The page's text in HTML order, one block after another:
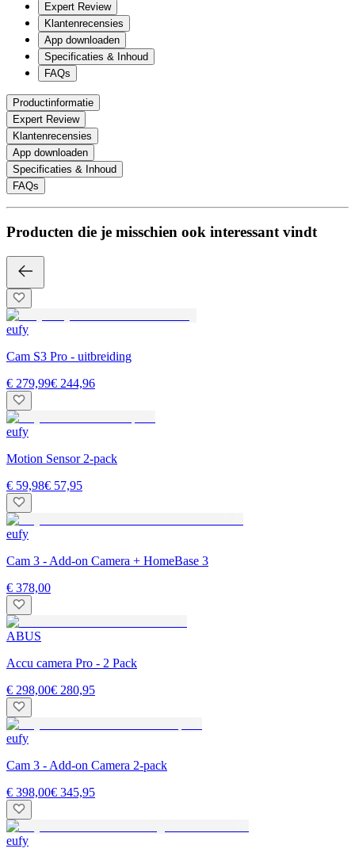
Expert Review
Klantenrecensies
App downloaden
Specificaties & Inhoud
FAQs
Productinformatie
Expert Review
Klantenrecensies
App downloaden
Specificaties & Inhoud
FAQs
Producten die je misschien ook interessant vindt
eufy
Cam S3 Pro - uitbreiding
€ 279,99€ 244,96
eufy
Motion Sensor 2-pack
€ 59,98€ 57,95
eufy
Cam 3 - Add-on Camera + HomeBase 3
€ 378,00
ABUS
Accu camera Pro - 2 Pack
€ 298,00€ 280,95
eufy
Cam 3 - Add-on Camera 2-pack
€ 398,00€ 345,95
eufy